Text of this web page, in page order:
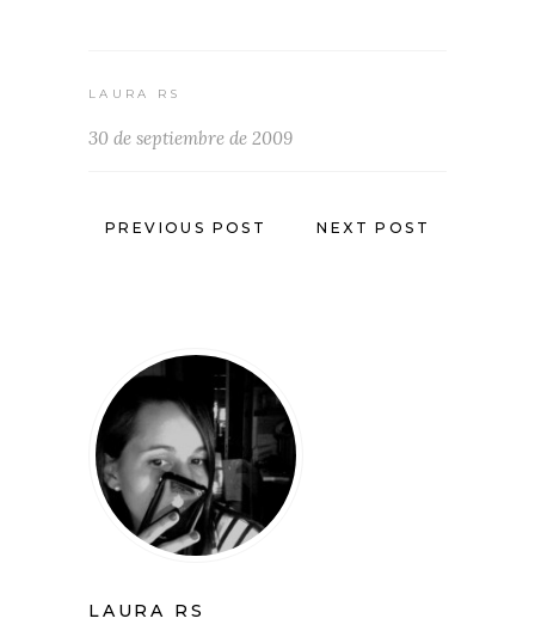
LAURA RS
30 de septiembre de 2009
PREVIOUS POST NEXT POST
LAURA RS